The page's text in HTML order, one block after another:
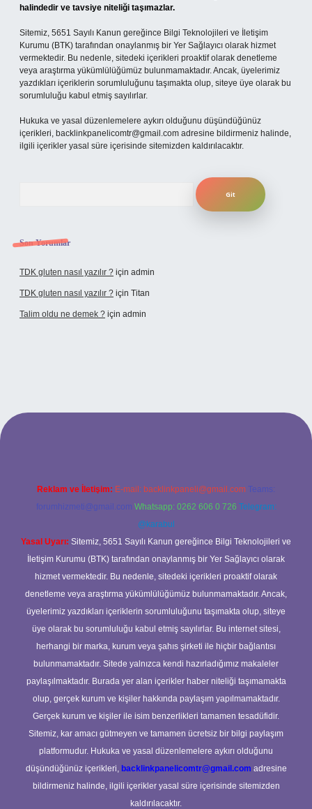
halindedir ve tavsiye niteliği taşımazlar.
Sitemiz, 5651 Sayılı Kanun gereğince Bilgi Teknolojileri ve İletişim
Kurumu (BTK) tarafından onaylanmış bir Yer Sağlayıcı olarak hizmet
vermektedir. Bu nedenle, sitedeki içerikleri proaktif olarak denetleme
veya araştırma yükümlülüğümüz bulunmamaktadır. Ancak, üyelerimiz
yazdıkları içeriklerin sorumluluğunu taşımakta olup, siteye üye olarak bu
sorumluluğu kabul etmiş sayılırlar.
Hukuka ve yasal düzenlemelere aykırı olduğunu düşündüğünüz
içerikleri, backlinkpanelicomtr@gmail.com adresine bildirmeniz halinde,
ilgili içerikler yasal süre içerisinde sitemizden kaldırılacaktır.
Son Yorumlar
TDK gluten nasıl yazılır ? için admin
TDK gluten nasıl yazılır ? için Titan
Talim oldu ne demek ? için admin
giriş
Reklam ve İletişim: E-mail: backlinkpaneli@gmail.com Teams:
forumhizmeti@gmail.com Whatsapp: 0262 606 0 726 Telegram:
@karabul
Yasal Uyarı: Sitemiz, 5651 Sayılı Kanun gereğince Bilgi Teknolojileri ve
İletişim Kurumu (BTK) tarafından onaylanmış bir Yer Sağlayıcı olarak
hizmet vermektedir. Bu nedenle, sitedeki içerikleri proaktif olarak
denetleme veya araştırma yükümlülüğümüz bulunmamaktadır. Ancak,
üyelerimiz yazdıkları içeriklerin sorumluluğunu taşımakta olup, siteye
üye olarak bu sorumluluğu kabul etmiş sayılırlar. Bu internet sitesi,
herhangi bir marka, kurum veya şahıs şirketi ile hiçbir bağlantısı
bulunmamaktadır. Sitede yalnızca kendi hazırladığımız makaleler
paylaşılmaktadır. Burada yer alan içerikler haber niteliği taşımamakta
olup, gerçek kurum ve kişiler hakkında paylaşım yapılmamaktadır.
Gerçek kurum ve kişiler ile isim benzerlikleri tamamen tesadüfidir.
Sitemiz, kar amacı gütmeyen ve tamamen ücretsiz bir bilgi paylaşım
platformudur. Hukuka ve yasal düzenlemelere aykırı olduğunu
düşündüğünüz içerikleri, backlinkpanelicomtr@gmail.com adresine
bildirmeniz halinde, ilgili içerikler yasal süre içerisinde sitemizden
kaldırılacaktır.